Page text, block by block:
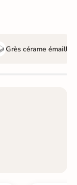
Grès cérame émaillé